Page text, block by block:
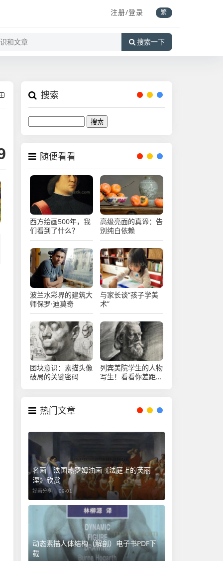
注册/登录 繁
搜索一下
搜索
随便看看
西方绘画500年，我
们看到了什么？
高级亮面的真谛：告
别纯白依赖
波兰水彩界的建筑大
师保罗·迪莫奇
与家长谈“孩子学美
术”
团块意识：素描头像
破局的关键密码
列宾美院学生的人物
写生！看看你差距大
热门文章
名画｜法国热罗姆油画《法庭上的芙丽
涅》欣赏
好画分享 ，09-01
动态素描人体结构（解剖）电子书PDF下
载